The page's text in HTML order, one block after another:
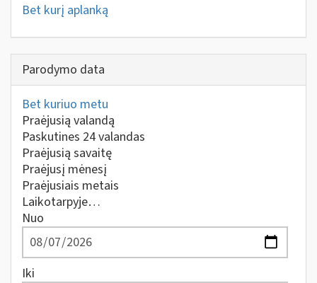
Bet kurį aplanką
Parodymo data
Bet kuriuo metu
Praėjusią valandą
Paskutines 24 valandas
Praėjusią savaitę
Praėjusį mėnesį
Praėjusiais metais
Laikotarpyje…
Nuo
Iki